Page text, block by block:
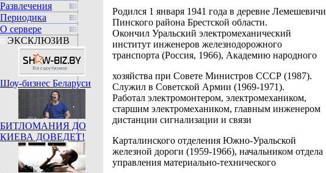
Развлечения
Периодика
О сервере
ЭКСКЛЮЗИВ
Шоу-бизнес Беларуси
БИТЛОМАНИЯ ДО
КИЕВА ДОВЕДЕТ!
Родился 1 января 1941 года в деревне Лемешевичи
Пинского района Брестской области.
Окончил Уральский электромеханический
институт инженеров железнодорожного
транспорта (Россия, 1966), Академию народного
хозяйства при Совете Министров СССР (1987).
Служил в Советской Армии (1969-1971).
Работал электромонтером, электромехаником,
старшим электромехаником, главным инженером
дистанции сигнализации и связи
Карталинского отделения Южно-Уральской
железной дороги (1959-1966), начальником отдела
управления материально-технического